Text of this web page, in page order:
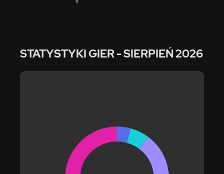
STATYSTYKI GIER- SIERPIEŃ 2026